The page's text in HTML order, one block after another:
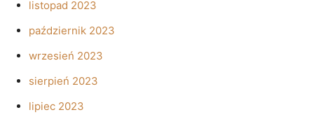
listopad 2023
październik 2023
wrzesień 2023
sierpień 2023
lipiec 2023